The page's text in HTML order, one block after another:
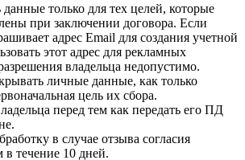
только для тех целей, которые
при заключении договора. Если
адрес Email для создания учетной
этот адрес для рекламных
владельца недопустимо.
личные данные, как только
цель их сбора.
перед тем как передать его ПД
в случае отзыва согласия
в течение 10 дней.